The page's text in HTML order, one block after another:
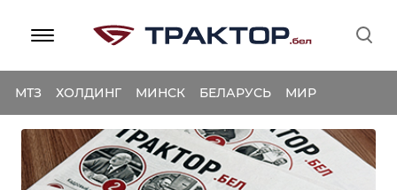
МТЗ ХОЛДИНГ МИНСК БЕЛАРУСЬ МИР